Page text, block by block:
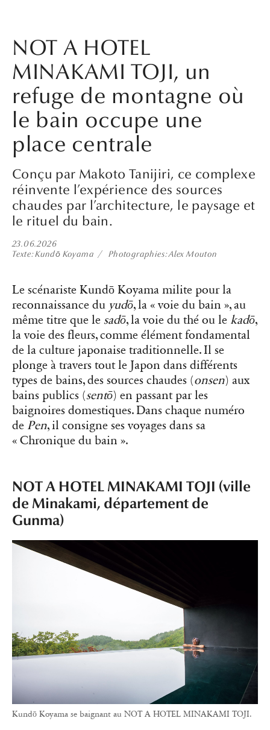
NOT A HOTEL
MINAKAMI TOJI, un
refuge de montagne où
le bain occupe une
place centrale
Conçu par Makoto Tanijiri, ce complexe
réinvente l’expérience des sources
chaudes par l’architecture, le paysage et
le rituel du bain.
23.06.2026
Texte Kundō Koyama Photographies Alex Mouton
Le scénariste Kundō Koyama milite pour la
reconnaissance du yudō, la « voie du bain », au
même titre que le sadō, la voie du thé ou le kadō,
la voie des fleurs, comme élément fondamental
de la culture japonaise traditionnelle. Il se
plonge à travers tout le Japon dans différents
types de bains, des sources chaudes (onsen) aux
bains publics (sentō) en passant par les
baignoires domestiques. Dans chaque numéro
de Pen, il consigne ses voyages dans sa
« Chronique du bain ».
NOT A HOTEL MINAKAMI TOJI (ville
de Minakami, département de
Gunma)
Kundō Koyama se baignant au NOT A HOTEL MINAKAMI TOJI.